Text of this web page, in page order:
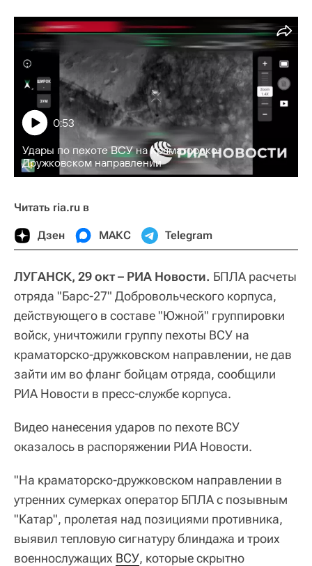
Удары по пехоте ВСУ на Краматорско-
Дружковском направлении
0:53
Читать ria.ru в
Дзен МАКС Telegram
ЛУГАНСК, 29 окт – РИА Новости. БПЛА расчеты
отряда "Барс-27" Добровольческого корпуса,
действующего в составе "Южной" группировки
войск, уничтожили группу пехоты ВСУ на
краматорско-дружковском направлении, не дав
зайти им во фланг бойцам отряда, сообщили
РИА Новости в пресс-службе корпуса.
Видео нанесения ударов по пехоте ВСУ
оказалось в распоряжении РИА Новости.
"На краматорско-дружковском направлении в
утренних сумерках оператор БПЛА с позывным
"Катар", пролетая над позициями противника,
выявил тепловую сигнатуру блиндажа и троих
военнослужащих ВСУ, которые скрытно